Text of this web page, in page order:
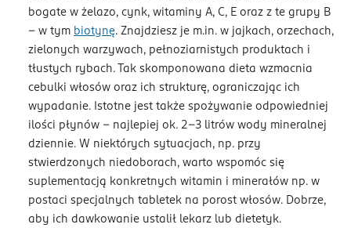
bogate w żelazo, cynk, witaminy A, C, E oraz z te grupy B
– w tym biotynę. Znajdziesz je m.in. w jajkach, orzechach,
zielonych warzywach, pełnoziarnistych produktach i
tłustych rybach. Tak skomponowana dieta wzmacnia
cebulki włosów oraz ich strukturę, ograniczając ich
wypadanie. Istotne jest także spożywanie odpowiedniej
ilości płynów – najlepiej ok. 2-3 litrów wody mineralnej
dziennie. W niektórych sytuacjach, np. przy
stwierdzonych niedoborach, warto wspomóc się
suplementacją konkretnych witamin i minerałów np. w
postaci specjalnych tabletek na porost włosów. Dobrze,
aby ich dawkowanie ustalił lekarz lub dietetyk.